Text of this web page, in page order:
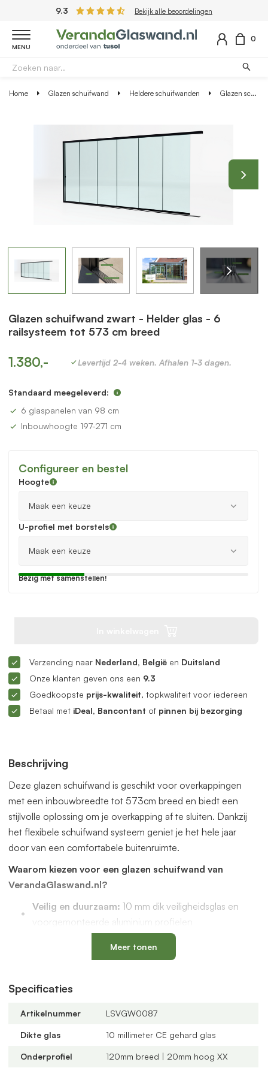
9.3 Bekijk alle beoordelingen
MENU
0
Home Glazen schuifwand Heldere schuifwanden Glazen schuifwand zwart - Helder glas - 6 railsysteem tot 573 cm breed
Beschrijving
Deze glazen schuifwand is geschikt voor overkappingen
met een inbouwbreedte tot 573cm breed en biedt een
stijlvolle oplossing om je overkapping af te sluiten. Dankzij
het flexibele schuifwand systeem geniet je het hele jaar
door van een comfortabele buitenruimte.
Waarom kiezen voor een glazen schuifwand van
VerandaGlaswand.nl?
Veilig en duurzaam: 10 mm dik veiligheidsglas en
voorgemonteerde aluminium profielen
met een vervangbaar loopspoor,
geïntegreerde waterafvoer en verkrijgbaar in antraciet
Verstelbare kunststof wielen
Altijd passend bij jouw veranda
verschillende maten, glastypes en steellook
U-profielen met tochtborstelsvoor een tochtvrije
Meer tonen
Specificaties
Artikelnummer LSVGW0087
Dikte glas 10 millimeter CE gehard glas
Onderprofiel 120mm breed | 20mm hoog XX
Glazen schuifwand zwart - Helder glas - 6
railsysteem tot 573 cm breed
1.380,- Levertijd 2-4 weken. Afhalen 1-3 dagen.
Standaard meegeleverd:
6 glaspanelen van 98 cm
Inbouwhoogte 197-271 cm
Configureer en bestel
Hoogte
U-profiel met borstels
Bezig met samenstellen!
Verzending naar Nederland, België en Duitsland
Onze klanten geven ons een 9.3
Goedkoopste prijs-kwaliteit, topkwaliteit voor iedereen
Betaal met iDeal, Bancontant of pinnen bij bezorging